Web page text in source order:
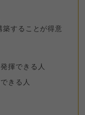
することが得意
揮できる人
きる人